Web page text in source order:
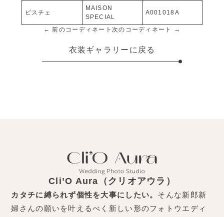
ビスチェ
MAISON
SPECIAL
A001018A
← 前のコーディネート 次のコーディネート →
衣装ギャラリーに戻る
Cli’O Aura（クリオアウラ）
カタチに縛られず個性を大事にしたい。 そんな新郎新
婦さんの願いを叶えるべく新しい形のフォトウエディ